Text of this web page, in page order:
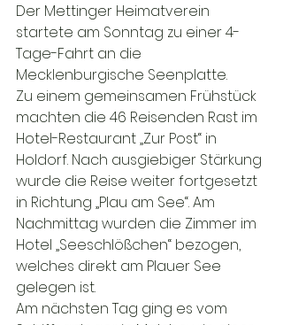
Der Mettinger Heimatverein
startete am Sonntag zu einer 4-
Tage-Fahrt an die
Mecklenburgische Seenplatte.
Zu einem gemeinsamen Frühstück
machten die 46 Reisenden Rast im
Hotel-Restaurant „Zur Post“ in
Holdorf. Nach ausgiebiger Stärkung
wurde die Reise weiter fortgesetzt
in Richtung „Plau am See“. Am
Nachmittag wurden die Zimmer im
Hotel „Seeschlößchen“ bezogen,
welches direkt am Plauer See
gelegen ist.
Am nächsten Tag ging es vom